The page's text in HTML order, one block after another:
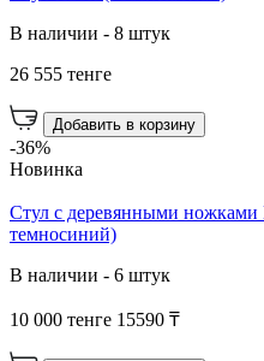
В наличии - 8 штук
26 555 тенге
Добавить в корзину
-36%
Новинка
Стул с деревянными
темносиний)
В наличии - 6 штук
10 000 тенге 15590 ₸